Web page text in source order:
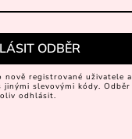
ODBĚR
nově registrované uživatele a
slevovými kódy. Odběr
odhlásit.